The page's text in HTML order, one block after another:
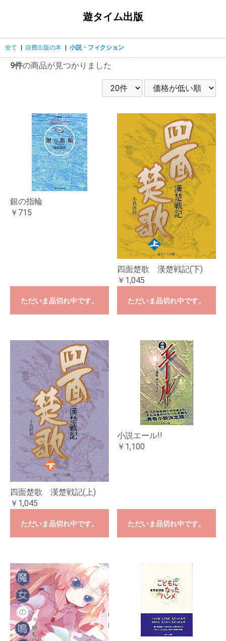
遊タイム出版
全て 自費出版の本 小説・フィクション
9件の商品が見つかりました
銀の指輪
￥715
ただいま品切れ中です。
四面楚歌 漢楚戦記(下)
￥1,045
ただいま品切れ中です。
四面楚歌 漢楚戦記(上)
￥1,045
ただいま品切れ中です。
小説エール!!
￥1,100
ただいま品切れ中です。